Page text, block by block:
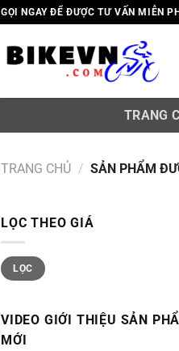
GỌI NGAY ĐỂ ĐƯỢC TƯ VẤN MIỄN
TRANG
TRANG CHỦ / SẢN PHẨM
LỌC THEO GIÁ
Giá
thấp
nhất
Giá
cao
nhất
LỌC
VIDEO GIỚI THIỆU SẢN
MỚI